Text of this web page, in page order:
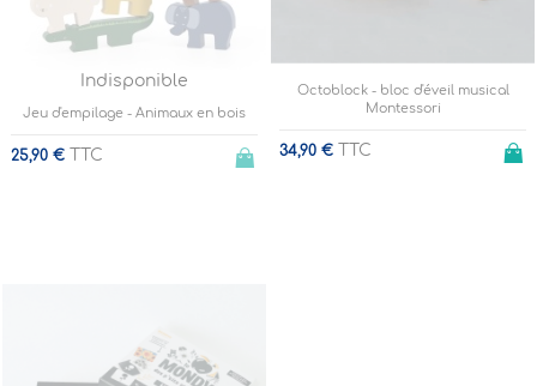
Indisponible
Jeu d'empilage - Animaux en bois
25,90 € TTC
Octoblock - bloc d'éveil musical
Montessori
34,90 € TTC